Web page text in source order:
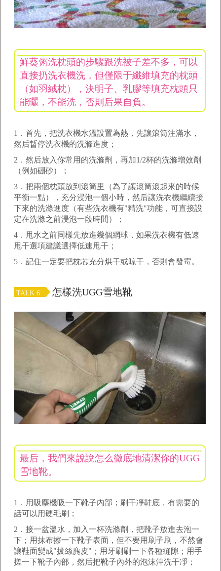
鮮葵粥洗枕頭的步驟跟洗被子差不多，可以
直接扔洗衣機洗，但僅限于纖維填充的枕頭
（如羽絨枕），決明子、乳膠等填充枕頭只
能曬，不能洗，否則后果自負。
1 ．首先，把洗衣機水溫設置為熱，先讓滾筒注滿水，
然后暫停洗衣機的洗滌進度；
2 ．然后放入你常用的洗滌劑，再加1/2杯的洗滌增效劑
（例如硼砂）；
3 ．把兩個枕頭放到滾筒里（為了讓滾筒滾起來的時候
平衡一點），充分浸泡一個小時，然后讓洗衣機繼續接
下來的洗滌進度（有些洗衣機有"精洗"功能，可直接設
定在洗滌之前浸泡一段時間）；
4 ．甩水之前同樣先放進幾個網球，如果洗衣機有低速
甩干選項建議選擇低速甩干；
5 ．記住一定要把枕芯充分烘干或晾干，否則會發霉。
TALK 6 怎樣洗UGG雪地靴
最后，我們來說說怎么徹底地清潔你的UGG
雪地靴。
1 ．用吸塵機吸一下靴子內部；刷干凈鞋底，有需要的
話可以用硬毛刷；
2 ．接一盆溫水，加入一杯洗滌劑，把靴子放進去泡一
下；用抹布擦一下靴子表面，但不要用刷子刷，不然會
讓鞋面變成"拔絲麂皮" ；用牙刷刷一下各種縫隙；用手
搓一下靴子內部，然后把靴子內外的泡沫沖洗干凈；